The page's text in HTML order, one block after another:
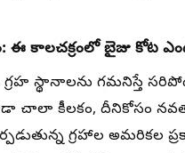
కాలచక్రంలో బైజు కోట
గ్రహ స్థానాలను గమనిస్తే
చాలా కీలకం, దీనికోసం
గ్రహాల అమరికల